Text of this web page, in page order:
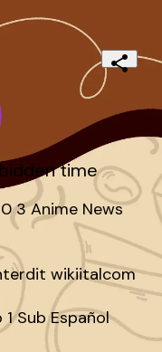
time
3 Anime News
wikiitalcom
Sub Español